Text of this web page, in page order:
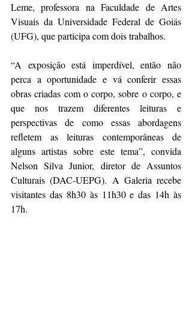
Leme, professora na Faculdade de Artes
Visuais da Universidade Federal de Goiás
(UFG), que participa com dois trabalhos.
“A exposição está imperdível, então não
perca a oportunidade e vá conferir essas
obras criadas com o corpo, sobre o corpo, e
que nos trazem diferentes leituras e
perspectivas de como essas abordagens
refletem as leituras contemporâneas de
alguns artistas sobre este tema”, convida
Nelson Silva Junior, diretor de Assuntos
Culturais (DAC-UEPG). A Galeria recebe
visitantes das 8h30 às 11h30 e das 14h às
17h.